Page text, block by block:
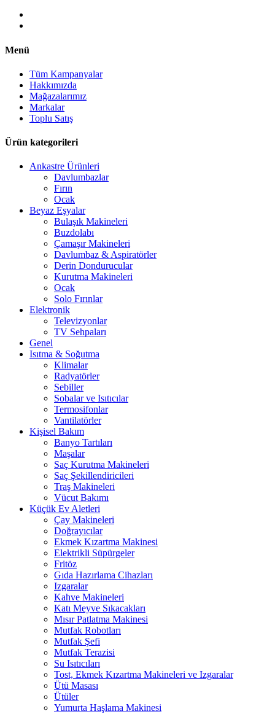
Menü
Tüm Kampanyalar
Hakkımızda
Mağazalarımız
Markalar
Toplu Satış
Ürün kategorileri
Ankastre Ürünleri
Davlumbazlar
Fırın
Ocak
Beyaz Eşyalar
Bulaşık Makineleri
Buzdolabı
Çamaşır Makineleri
Davlumbaz & Aspiratörler
Derin Dondurucular
Kurutma Makineleri
Ocak
Solo Fırınlar
Elektronik
Televizyonlar
TV Sehpaları
Genel
Isıtma & Soğutma
Klimalar
Radyatörler
Sebiller
Sobalar ve Isıtıcılar
Termosifonlar
Vantilatörler
Kişisel Bakım
Banyo Tartıları
Maşalar
Saç Kurutma Makineleri
Saç Şekillendiricileri
Traş Makineleri
Vücut Bakımı
Küçük Ev Aletleri
Çay Makineleri
Doğrayıcılar
Ekmek Kızartma Makinesi
Elektrikli Süpürgeler
Fritöz
Gıda Hazırlama Cihazları
Izgaralar
Kahve Makineleri
Katı Meyve Sıkacakları
Mısır Patlatma Makinesi
Mutfak Robotları
Mutfak Şefi
Mutfak Terazisi
Su Isıtıcıları
Tost, Ekmek Kızartma Makineleri ve Izgaralar
Ütü Masası
Ütüler
Yumurta Haşlama Makinesi